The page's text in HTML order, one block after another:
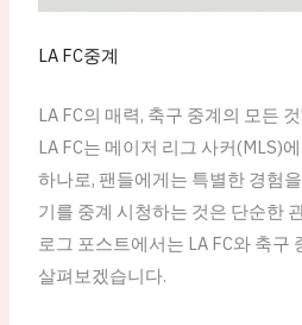
LA FC중계
LA FC의 매력, 축구 중계의 모든 것!
LA FC는 메이저 리그 사커(MLS)
하나로, 팬들에게는 특별한 경험
기를 중계 시청하는 것은 단순한
로그 포스트에서는 LA FC와 축구
살펴보겠습니다.